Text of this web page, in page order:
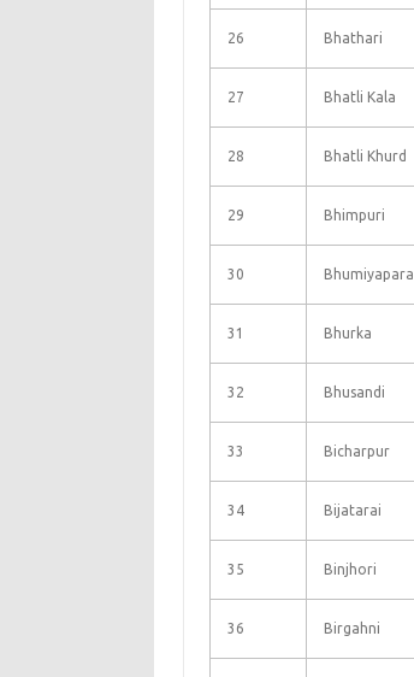
26 Bhathari
27 Bhatli Kala
28 Bhatli Khurd
29 Bhimpuri
30 Bhumiyapara
31 Bhurka
32 Bhusandi
33 Bicharpur
34 Bijatarai
35 Binjhori
36 Birgahni